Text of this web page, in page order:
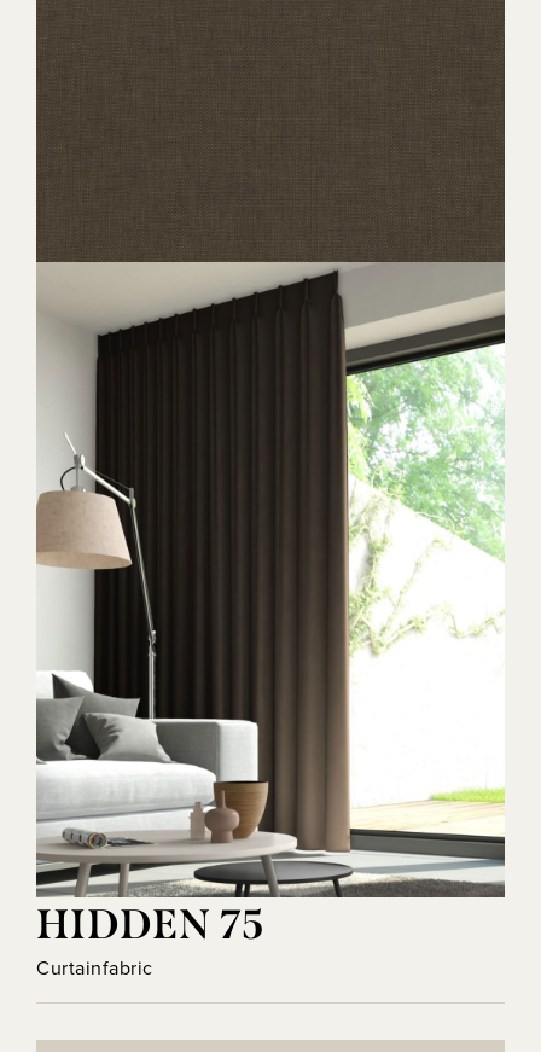
HIDDEN 75
Curtainfabric